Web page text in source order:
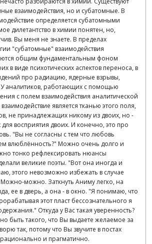
взаимодействия, но и субатомные. В
определяется субатомными
дилетантство в химии понятен, но,
Вы меня не знаете. В пределах
"субатомные" взаимодействия
общим фундаментальным фоном
в виде психотических аспектов переноса, в
про радиацию, ядерные взрывы,
аналитиков, работающих с помощью
с полем взаимодействия аналитической
является тканью этого поля,
не принадлежащих никому из двоих, но -
восприятия двоих. И конечно, это про
"Вы не согласны с тем что любовь
влюблённость?" Можно очень долго и
тонко рефлексировать нюансы
великие поэты. "Вот она иногда и
этого невозможно избежать в случае
можно. Заткнуть Аниму легко, на
ее в дверь, а она - в окно. "Я понимаю, что
этот пласт бессознательного я
Откуда у Вас такая уверенность?
быть такого, что Вы выдаете желаемое за
так, потому что Вы звучите в постах
и прагматично.